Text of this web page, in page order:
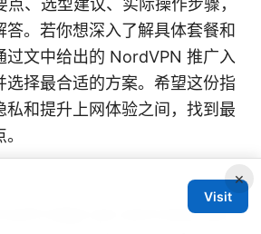
答。若你想深入了解具体套餐和
过文中给出的 NordVPN 推广入
选择最合适的方案。希望这份指
私和提升上网体验之间，找到最
edge vpn and maximize
×
Visit